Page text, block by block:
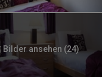
Bilder ansehen (24)